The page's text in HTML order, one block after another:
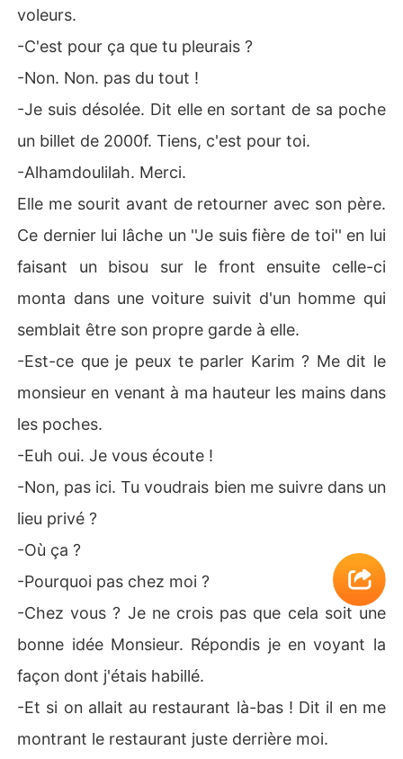
voleurs.
-C'est pour ça que tu pleurais ?
-Non. Non. pas du tout !
-Je suis désolée. Dit elle en sortant de sa poche
un billet de 2000f. Tiens, c'est pour toi.
-Alhamdoulilah. Merci.
Elle me sourit avant de retourner avec son père.
Ce dernier lui lâche un ''Je suis fière de toi'' en lui
faisant un bisou sur le front ensuite celle-ci
monta dans une voiture suivit d'un homme qui
semblait être son propre garde à elle.
-Est-ce que je peux te parler Karim ? Me dit le
monsieur en venant à ma hauteur les mains dans
les poches.
-Euh oui. Je vous écoute !
-Non, pas ici. Tu voudrais bien me suivre dans un
lieu privé ?
-Où ça ?
-Pourquoi pas chez moi ?
-Chez vous ? Je ne crois pas que cela soit une
bonne idée Monsieur. Répondis je en voyant la
façon dont j'étais habillé.
-Et si on allait au restaurant là-bas ! Dit il en me
montrant le restaurant juste derrière moi.